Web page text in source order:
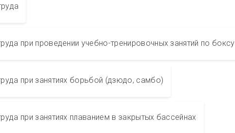
при проведении учебно-тренировочных занятий по боксу
при занятиях борьбой (дзюдо, самбо)
при занятиях плаванием в закрытых бассейнах